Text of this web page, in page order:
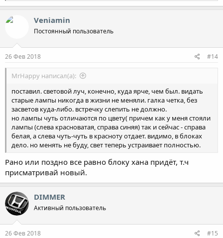
а
:
Veniamin
Постоянный пользователь
26 Фев 2018 #14
MrHappy написал(а):
поставил. световой луч, конечно, куда ярче, чем был. видать
старые лампы никогда в жизни не меняли. галка четка, без
засветов куда-либо. встречку слепить не должно.
но лампы чуть отличаются по цвету( причем как у меня стояли
лампы (слева красноватая, справа синяя) так и сейчас - справа
белая, а слева чуть-чуть в красноту отдает. видимо, в блоках
дело. но менять не буду, свет теперь устраивает полностью.
Рано или поздно все равно блоку хана придёт, т.ч
присматривай новый.
DIMMER
Активный пользователь
26 Фев 2018 #15